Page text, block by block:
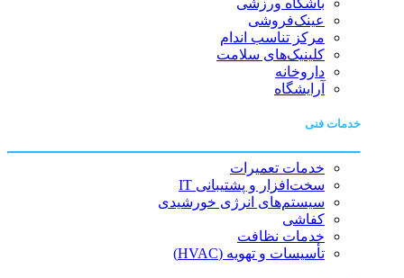
عینک‌فروشی
مرکز تناسب اندام
کلینیک‌های سلامت
داروخانه
آرایشگاه
خدمات فنی
خدمات تعمیرات
سخت‌افزار و پشتیبانی IT
سیستم‌های انرژی خورشیدی
کفاشی
خدمات نظافت
تأسیسات و تهویه (HVAC)